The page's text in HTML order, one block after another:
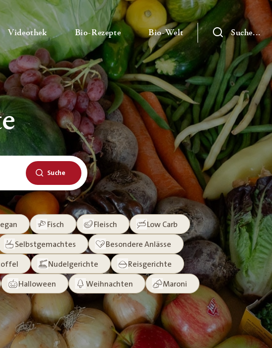
Videothek— Untermenü ausklappen
Bio-Rezepte— Untermenü ausklappen
Bio-Welt— UntermenüSuche...
Suche
Fisch Fleisch Low Carb
Selbstgemachtes Besondere Anlässe
Nudelgerichte Reisgerichte
Halloween Weihnachten Maroni